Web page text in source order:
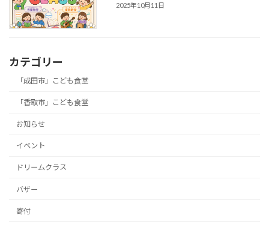
2025年10月11日
カテゴリー
「成田市」こども食堂
「香取市」こども食堂
お知らせ
イベント
ドリームクラス
バザー
寄付